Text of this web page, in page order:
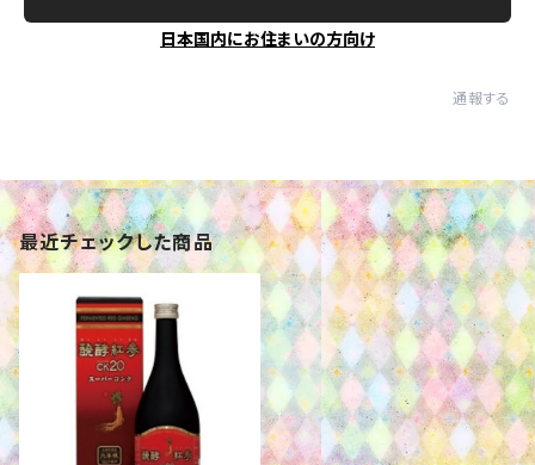
日本国内にお住まいの方向け
通報する
最近チェックした商品